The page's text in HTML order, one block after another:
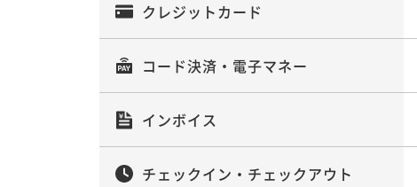
クレジットカード
コード決済・電子マネー
インボイス
チェックイン・チェックアウト